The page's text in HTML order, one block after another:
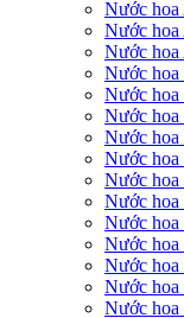
Nước hoa
Nước hoa
Nước hoa
Nước hoa
Nước
Nước
Nước hoa
Nước hoa
Nước hoa
Nước hoa
Nước
Nước
Nước hoa
Nước hoa
Nước hoa